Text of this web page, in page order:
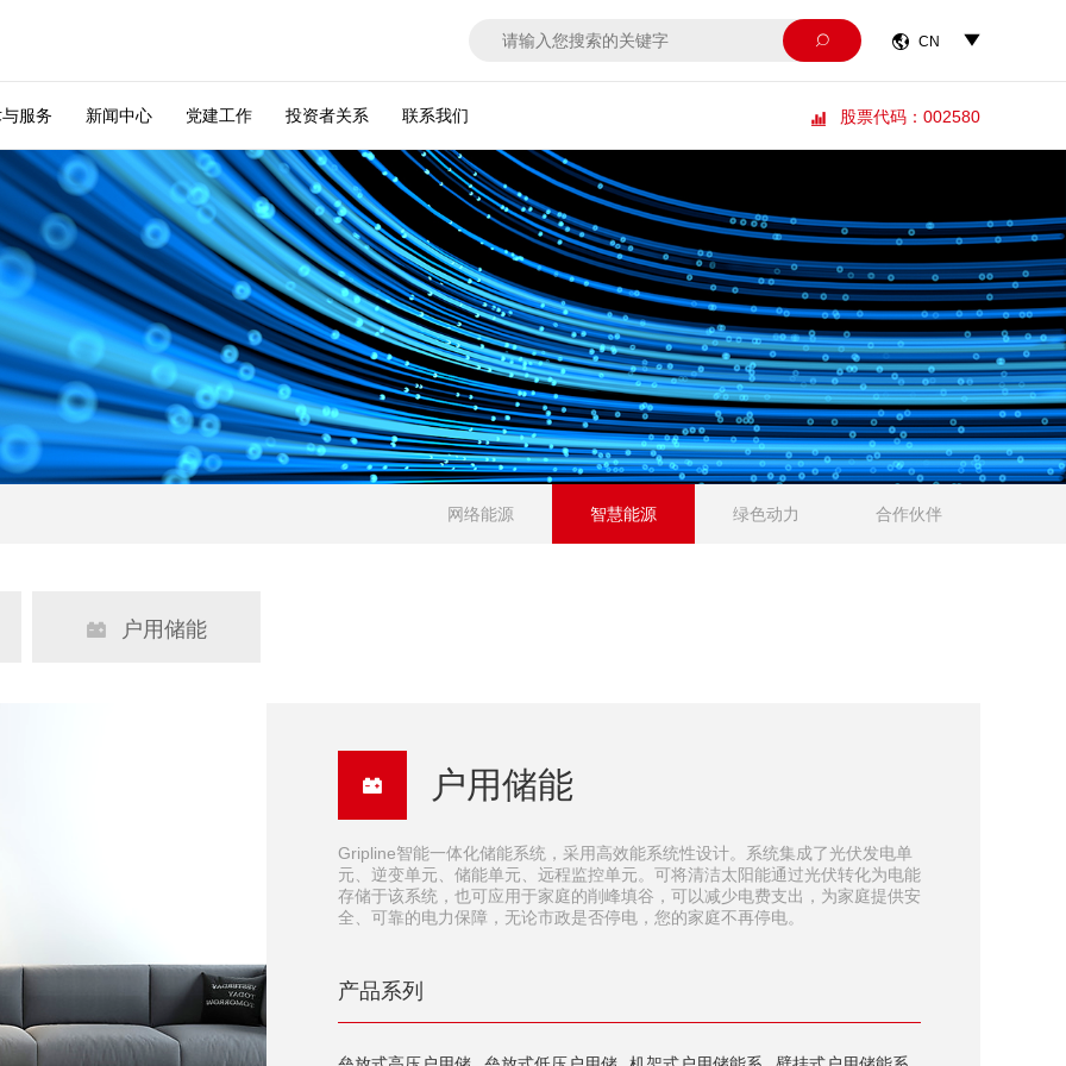
  CN 
服务 新闻中心 党建工作 投资者关系 联系我们  股票代码：002580
网络能源 智慧能源 绿色动力 合作伙伴
 户用储能
 户用储能
Gripline智能一体化储能系统，采用高效能系统性设计。系统集成了光伏发电单
元、逆变单元、储能单元、远程监控单元。可将清洁太阳能通过光伏转化为电能
存储于该系统，也可应用于家庭的削峰填谷，可以减少电费支出，为家庭提供安
全、可靠的电力保障，无论市政是否停电，您的家庭不再停电。
产品系列